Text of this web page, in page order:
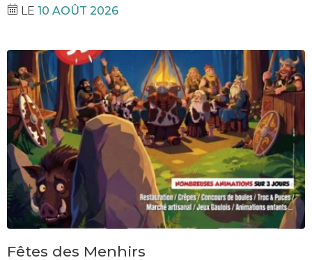
LE 10 AOÛT 2026
Fêtes des Menhirs